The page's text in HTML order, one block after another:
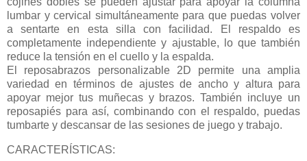
lumbar y cervical simultáneamente para que puedas volver
a sentarte en esta silla con facilidad. El respaldo es
completamente independiente y ajustable, lo que también
reduce la tensión en el cuello y la espalda.
El reposabrazos personalizable 2D permite una amplia
variedad en términos de ajustes de ancho y altura para
apoyar mejor tus muñecas y brazos. También incluye un
reposapiés para así, combinando con el respaldo, puedas
tumbarte y descansar de las sesiones de juego y trabajo.
CARACTERÍSTICAS: